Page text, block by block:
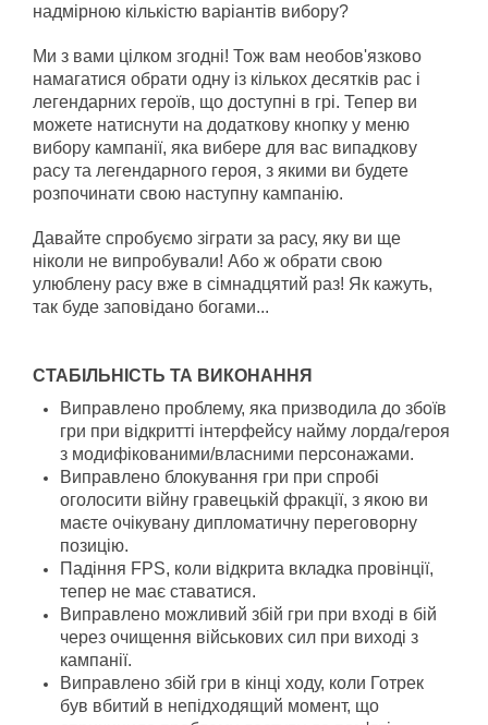
надмірною кількістю варіантів вибору?
Ми з вами цілком згодні! Тож вам необов'язково
намагатися обрати одну із кількох десятків рас і
легендарних героїв, що доступні в грі. Тепер ви
можете натиснути на додаткову кнопку у меню
вибору кампанії, яка вибере для вас випадкову
расу та легендарного героя, з якими ви будете
розпочинати свою наступну кампанію.
Давайте спробуємо зіграти за расу, яку ви ще
ніколи не випробували! Або ж обрати свою
улюблену расу вже в сімнадцятий раз! Як кажуть,
так буде заповідано богами...
СТАБІЛЬНІСТЬ ТА ВИКОНАННЯ
Виправлено проблему, яка призводила до збоїв
гри при відкритті інтерфейсу найму лорда/героя
з модифікованими/власними персонажами.
Виправлено блокування гри при спробі
оголосити війну гравецькій фракції, з якою ви
маєте очікувану дипломатичну переговорну
позицію.
Падіння FPS, коли відкрита вкладка провінції,
тепер не має ставатися.
Виправлено можливий збій гри при вході в бій
через очищення військових сил при виході з
кампанії.
Виправлено збій гри в кінці ходу, коли Готрек
був вбитий в непідходящий момент, що